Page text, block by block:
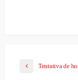
Tentativa de